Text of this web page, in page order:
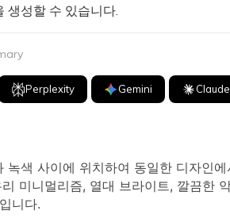
생성할 수 있습니다.
Perplexity Gemini Claude
녹색 사이에 위치하여 동일한 디자인
미니멀리즘, 열대 브라이트, 깔끔한
니다.